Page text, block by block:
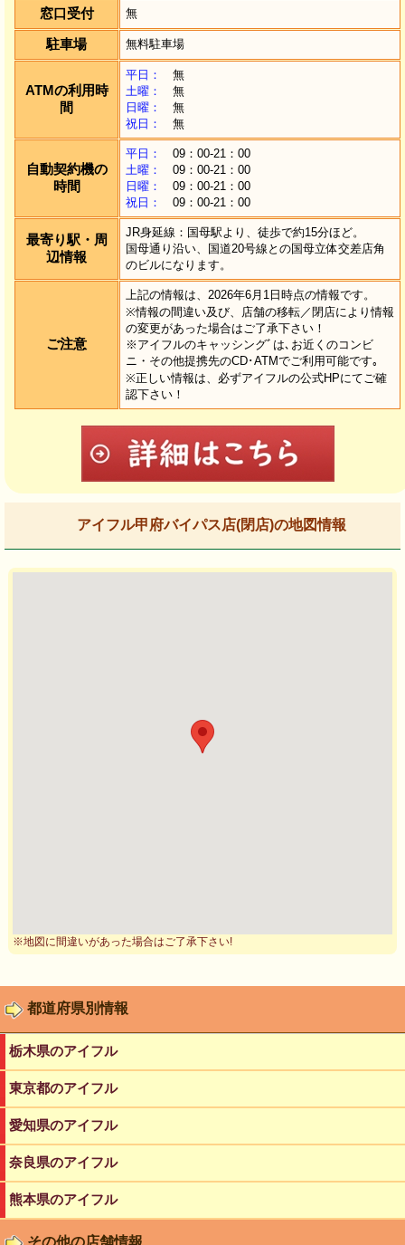
窓口受付 無
駐車場 無料駐車場
ATMの利用時
間
平日：
無
土曜：
無
日曜：
無
祝日：
無
自動契約機の
時間
平日：
09：00-21：00
土曜：
09：00-21：00
日曜：
09：00-21：00
祝日：
09：00-21：00
最寄り駅・周
辺情報
JR身延線：国母駅より、徒歩で約15分ほど。
国母通り沿い、国道20号線との国母立体交差店角
のビルになります。
ご注意
上記の情報は、2026年6月1日時点の情報です。
※情報の間違い及び、店舗の移転／閉店により情報
の変更があった場合はご了承下さい！
※アイフルのキャッシングﾞは､お近くのコンビ
ニ・その他提携先のCD･ATMでご利用可能です｡
※正しい情報は、必ずアイフルの公式HPにてご確
認下さい！
アイフル甲府バイパス店(閉店)の地図情報
※地図に間違いがあった場合はご了承下さい!
都道府県別情報
栃木県のアイフル
東京都のアイフル
愛知県のアイフル
奈良県のアイフル
熊本県のアイフル
その他の店舗情報